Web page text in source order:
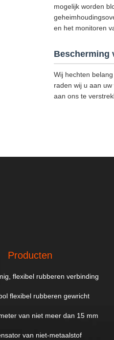
mogelijk worden
en het monitoren
Bescherming
Wij hechten
raden wij u aan
aan ons te
Producten
flexibel rubberen verbinding
flexibel rubberen gewricht
van niet meer dan 15 mm
van niet-metaalstof